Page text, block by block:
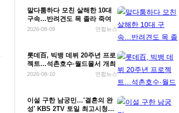
말다툼하다 모친 살해한 10대
구속…반려견도 목 졸라 죽여
2026-08-09 연합뉴스
롯데百, 빅뱅 데뷔 20주년 프로
젝트…석촌호수·월드몰서 개최
2026-08-10 연합뉴스
이설 구한 남궁민…'결혼의 완
성' KBS 2TV 토일 최고시청률